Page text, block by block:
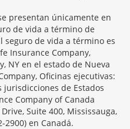
presentan únicamente en
de vida a término de
seguro de vida a término es
Insurance Company,
NY en el estado de Nueva
Oficinas ejecutivas:
jurisdicciones de Estados
Company of Canada
Suite 400, Mississauga,
2900) en Canadá.